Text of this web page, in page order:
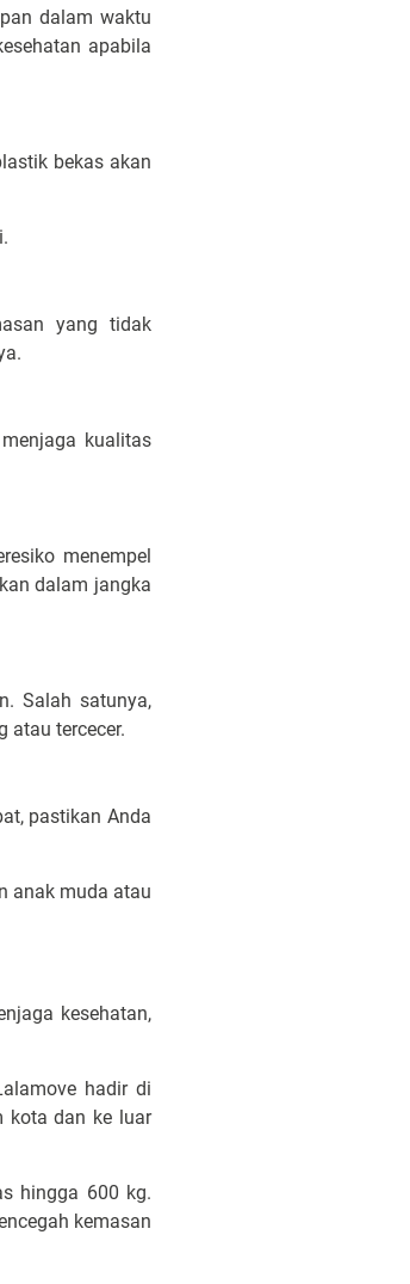
dalam waktu
apabila
bekas akan
yang tidak
kualitas
menempel
dalam jangka
Salah satunya,
atau tercecer.
pastikan Anda
anak muda atau
kesehatan,
hadir di
kota dan ke luar
hingga 600 kg.
kemasan